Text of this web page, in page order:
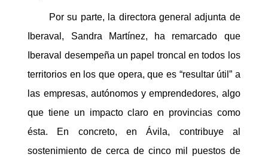
Por su parte, la directora general adjunta de
Iberaval, Sandra Martínez, ha remarcado que
Iberaval desempeña un papel troncal en todos los
territorios en los que opera, que es “resultar útil” a
las empresas, autónomos y emprendedores, algo
que tiene un impacto claro en provincias como
ésta. En concreto, en Ávila, contribuye al
sostenimiento de cerca de cinco mil puestos de